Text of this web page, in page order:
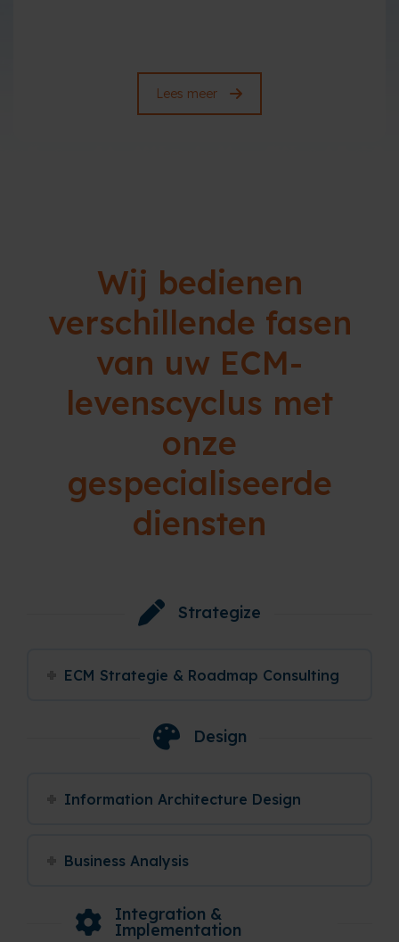
Lees meer
Wij bedienen
verschillende fasen
van uw ECM-
levenscyclus met
onze
gespecialiseerde
diensten
Strategize
ECM Strategie & Roadmap Consulting
Design
Information Architecture Design
Business Analysis
Integration &
Implementation